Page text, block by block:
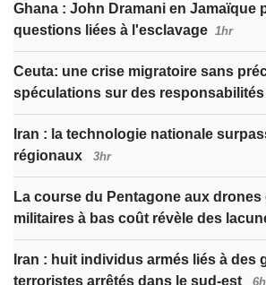
Ghana : John Dramani en Jamaïque
questions liées à l'esclavage 1hr
Ceuta: une crise migratoire sans
spéculations sur des
Iran : la technologie nationale
régionaux
3hr
La course du Pentagone aux
militaires à bas coût révèle des
Iran : huit individus armés liés à des
terroristes arrêtés dans le sud-est